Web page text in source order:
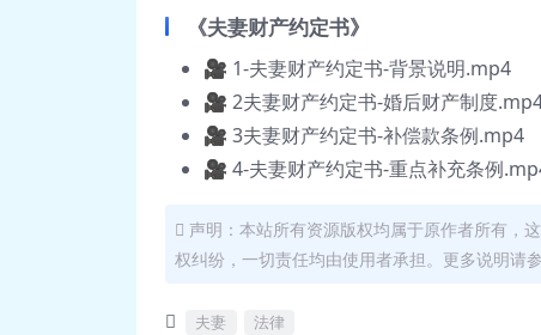
《夫妻财产约定书》
🎥 1-夫妻财产约定书-背景说明.mp4
🎥 2夫妻财产约定书-婚后财产制度
🎥 3夫妻财产约定书-补偿款条例.mp4
🎥 4-夫妻财产约定书-重点补充条例
声明：本站所有资源版权均属于原作者所有，
权纠纷，一切责任均由使用者承担。更多说明请参
夫妻 法律